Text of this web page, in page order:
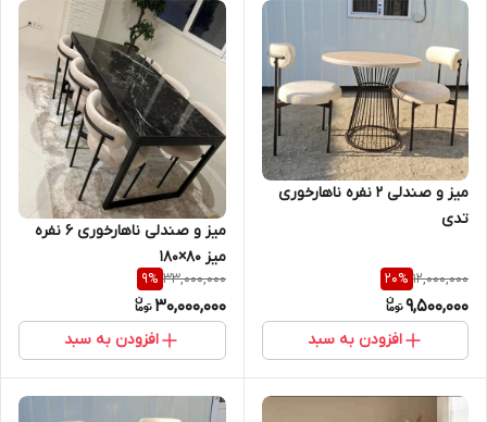
میز و صندلی 2 نفره ناهارخوری
تدی
12,000,000
20%
9,500,000
افزودن به سبد
میز و صندلی ناهارخوری ۶ نفره
میز ۸۰×۱۸۰
33,000,000
9%
30,000,000
افزودن به سبد